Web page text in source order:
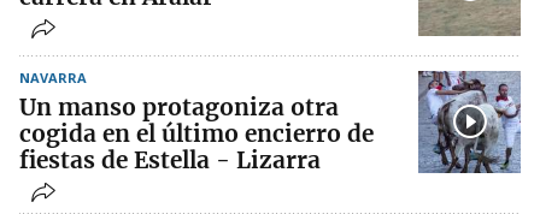
NAVARRA
Un manso protagoniza otra
cogida en el último encierro de
fiestas de Estella - Lizarra